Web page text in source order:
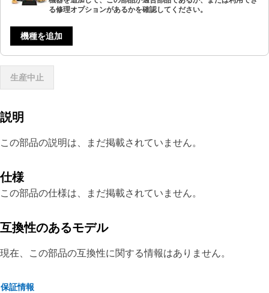
る修理オプションがあるかを確認してください。
機種を追加
生産中止
説明
この部品の説明は、まだ掲載されていません。
仕様
この部品の仕様は、まだ掲載されていません。
互換性のあるモデル
現在、この部品の互換性に関する情報はありません。
保証情報